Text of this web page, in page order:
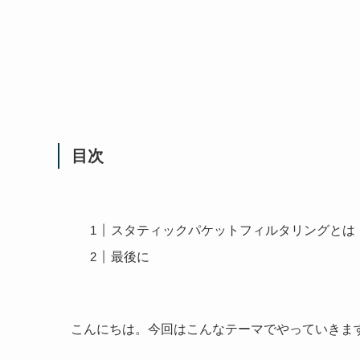
目次
スタティックパケットフィルタリングとは
最後に
こんにちは。今回はこんなテーマでやっていきま